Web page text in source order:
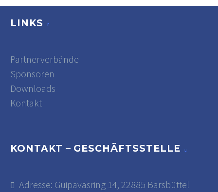
LINKS
Partnerverbände
Sponsoren
Downloads
Kontakt
KONTAKT – GESCHÄFTSSTELLE
Adresse: Guipavasring 14, 22885 Barsbüttel